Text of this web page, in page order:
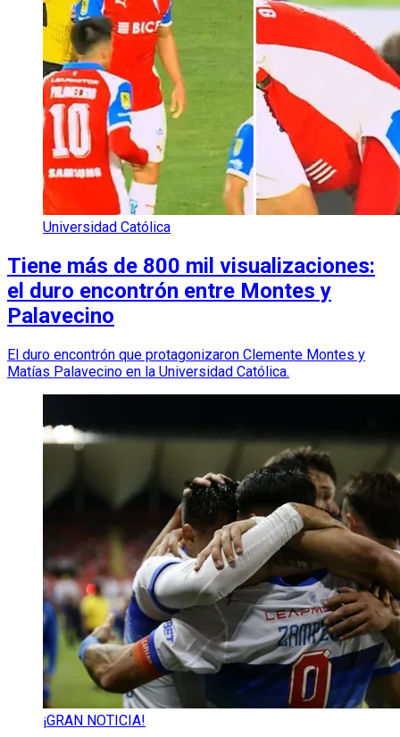
Universidad Católica
Tiene más de 800 mil visualizaciones:
el duro encontrón entre Montes y
Palavecino
El duro encontrón que protagonizaron Clemente Montes y
Matías Palavecino en la Universidad Católica.
¡GRAN NOTICIA!